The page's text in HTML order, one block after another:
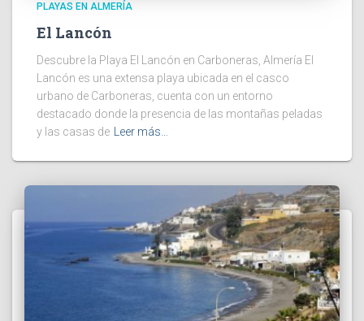
PLAYAS EN ALMERÍA
El Lancón
Descubre la Playa El Lancón en Carboneras, Almería El
Lancón es una extensa playa ubicada en el casco
urbano de Carboneras, cuenta con un entorno
destacado donde la presencia de las montañas peladas
y las casas de Leer más…